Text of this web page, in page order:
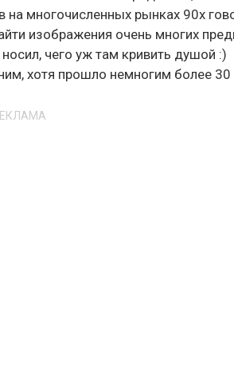
многочисленных рынках 90х
изображения очень многих
чего уж там кривить душой :)
хотя прошло немногим более 30